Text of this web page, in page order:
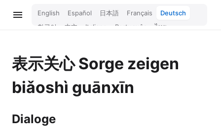
English Español 日本語 Français
Deutsch
한국어
中文 Italiano Português
ไทย
Bahasa Indonesia
表示关心Sorge zeigen
biǎoshì guānxīn
Dialoge